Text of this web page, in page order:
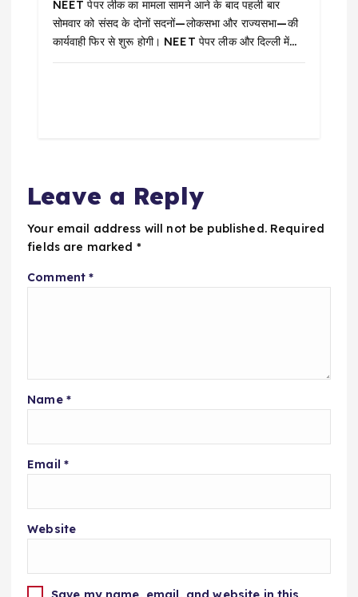
NEET पेपर लीक का मामला सामने आने के बाद पहली बार
सोमवार को संसद के दोनों सदनों—लोकसभा और राज्यसभा—की
कार्यवाही फिर से शुरू होगी। NEET पेपर लीक और दिल्ली में…
Leave a Reply
Your email address will not be published. Required
fields are marked *
Comment*
Name *
Email *
Website